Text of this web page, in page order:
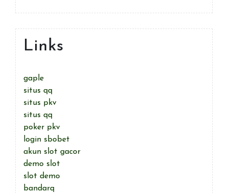
Links
gaple
situs qq
situs pkv
situs qq
poker pkv
login sbobet
akun slot gacor
demo slot
slot demo
bandarq